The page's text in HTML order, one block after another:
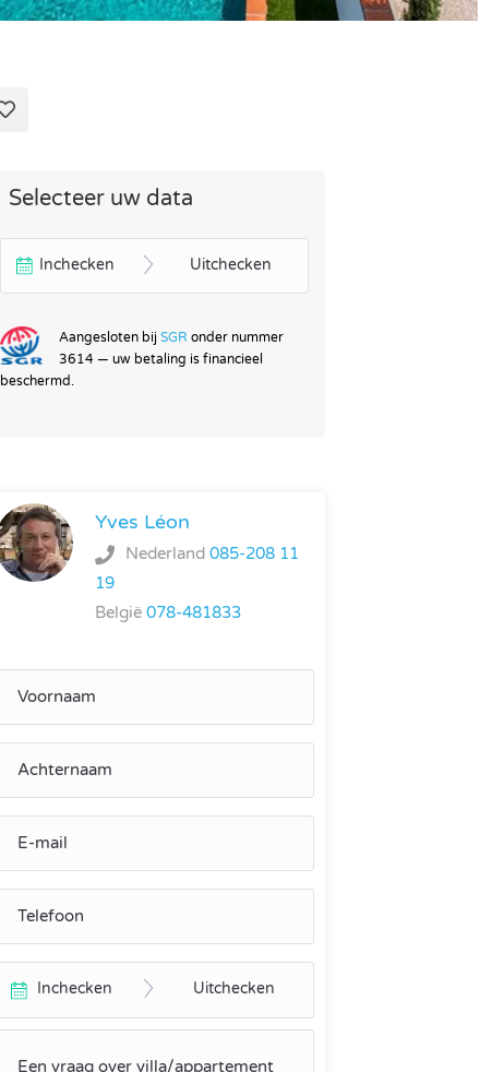
Selecteer uw data
Inchecken Uitchecken
Aangesloten bij SGR onder nummer
3614 — uw betaling is financieel
beschermd.
Yves Léon
Nederland 085-208 11
19
België 078-481833
Inchecken Uitchecken